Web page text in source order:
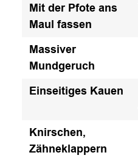
Mit der Pfote ans
Maul fassen
Massiver
Mundgeruch
Einseitiges Kauen
Knirschen,
Zähneklappern